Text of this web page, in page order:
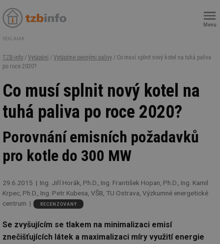
Menu
REKLAMA
TZB-info / Vytápění / Vytápíme pevnými palivy / Co musí splnit nový kotel na tuhá paliva
po roce 2020?
Co musí splnit nový kotel na
tuhá paliva po roce 2020?
Porovnání emisních požadavků
pro kotle do 300 MW
29.6.2015
Ing. Jiří Horák, Ph.D., Ing. František Hopan, Ph.D., Ing. Kamil
Krpec, Ph.D., Ing. Petr Kubesa, VŠB, TU Ostrava, Výzkumné energetické
centrum
RECENZOVANÝ
Se zvyšujícím se tlakem na minimalizaci emisí
znečišťujících látek a maximalizaci míry využití energie